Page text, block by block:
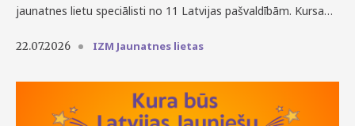
jaunatnes lietu speciālisti no 11 Latvijas pašvaldībām. Kursa…
22.07.2026 IZM Jaunatnes lietas